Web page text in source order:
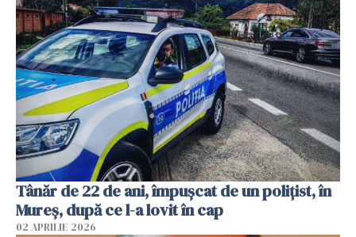
Tânăr de 22 de ani, împușcat de un polițist, în
Mureș, după ce l-a lovit în cap
02 APRILIE 2026